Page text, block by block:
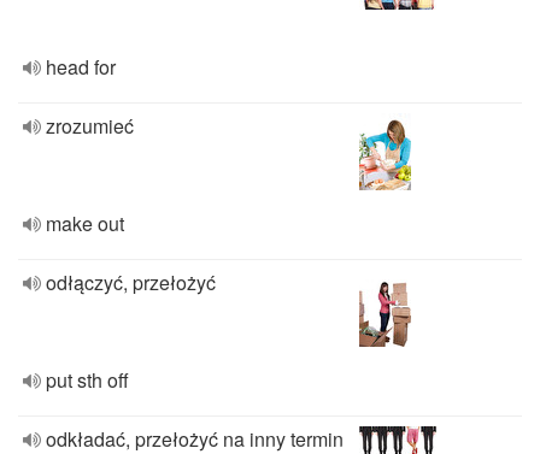
head for
zrozumieć
make out
odłączyć, przełożyć
put sth off
odkładać, przełożyć na inny termin